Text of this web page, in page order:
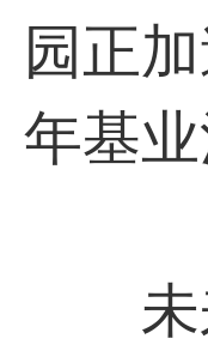
园正
年基
未来